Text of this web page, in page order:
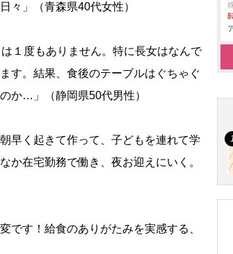
々」（青森県40代女性）
１度もありません。特に長女はなんで
す。結果、食後のテーブルはぐちゃぐ
か…」（静岡県50代男性）
早く起きて作って、子どもを連れて学
か在宅勤務で働き、夜お迎えにいく。
です！給食のありがたみを実感する、